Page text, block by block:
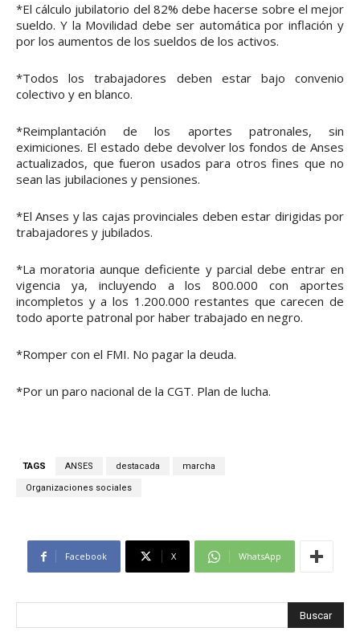
*El cálculo jubilatorio del 82% debe hacerse sobre el mejor
sueldo. Y la Movilidad debe ser automática por inflación y
por los aumentos de los sueldos de los activos.
*Todos los trabajadores deben estar bajo convenio
colectivo y en blanco.
*Reimplantación de los aportes patronales, sin
eximiciones. El estado debe devolver los fondos de Anses
actualizados, que fueron usados para otros fines que no
sean las jubilaciones y pensiones.
*El Anses y las cajas provinciales deben estar dirigidas por
trabajadores y jubilados.
*La moratoria aunque deficiente y parcial debe entrar en
vigencia ya, incluyendo a los 800.000 con aportes
incompletos y a los 1.200.000 restantes que carecen de
todo aporte patronal por haber trabajado en negro.
*Romper con el FMI. No pagar la deuda.
*Por un paro nacional de la CGT. Plan de lucha.
TAGS ANSES destacada marcha
Organizaciones sociales
Facebook X WhatsApp